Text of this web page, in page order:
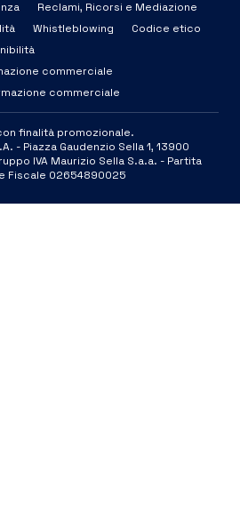
Reclami, Ricorsi e Mediazione
Whistleblowing
Codice etico
commerciale
commerciale
finalità promozionale.
- Piazza Gaudenzio Sella 1, 13900
IVA Maurizio Sella S.a.a. - Partita
Fiscale 02654890025